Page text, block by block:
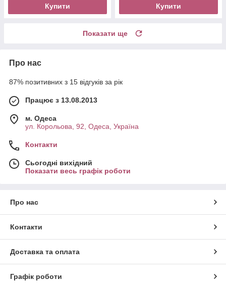
Купити Купити
Показати ще
Про нас
87% позитивних з 15 відгуків за рік
Працює з 13.08.2013
м. Одеса
ул. Корольова, 92, Одеса, Україна
Контакти
Сьогодні вихідний
Показати весь графік роботи
Про нас
Контакти
Доставка та оплата
Графік роботи